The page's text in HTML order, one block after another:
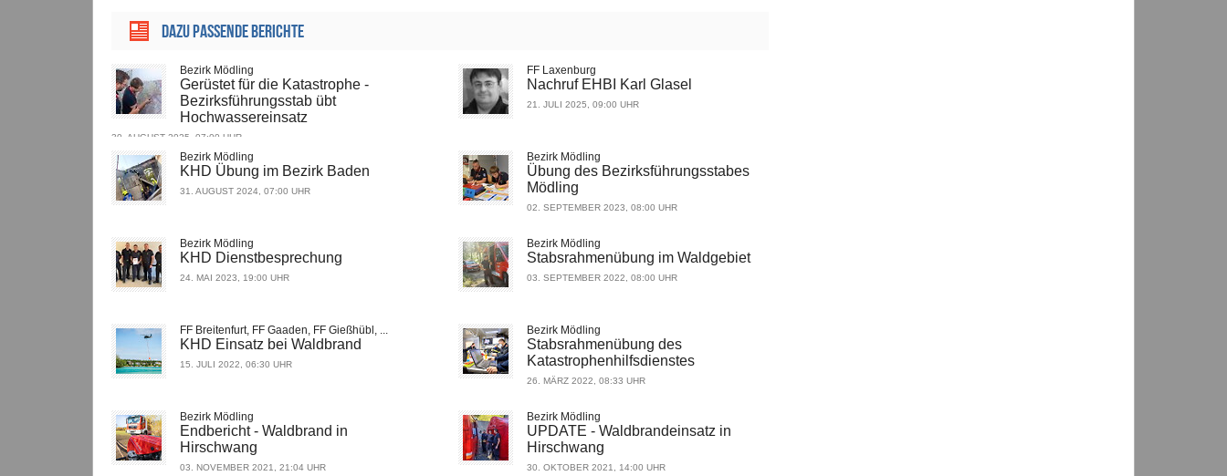
Dazu passende Berichte
Bezirk Mödling
Gerüstet für die Katastrophe -
Bezirksführungsstab übt
Hochwassereinsatz
30. AUGUST 2025, 07:00 UHR
FF Laxenburg
Nachruf EHBI Karl Glasel
21. JULI 2025, 09:00 UHR
Bezirk Mödling
KHD Übung im Bezirk Baden
31. AUGUST 2024, 07:00 UHR
Bezirk Mödling
Übung des Bezirksführungsstabes
Mödling
02. SEPTEMBER 2023, 08:00 UHR
Bezirk Mödling
KHD Dienstbesprechung
24. MAI 2023, 19:00 UHR
Bezirk Mödling
Stabsrahmenübung im Waldgebiet
03. SEPTEMBER 2022, 08:00 UHR
FF Breitenfurt, FF Gaaden, FF Gießhübl, ...
KHD Einsatz bei Waldbrand
15. JULI 2022, 06:30 UHR
Bezirk Mödling
Stabsrahmenübung des
Katastrophenhilfsdienstes
26. MÄRZ 2022, 08:33 UHR
Bezirk Mödling
Endbericht - Waldbrand in
Hirschwang
03. NOVEMBER 2021, 21:04 UHR
Bezirk Mödling
UPDATE - Waldbrandeinsatz in
Hirschwang
30. OKTOBER 2021, 14:00 UHR